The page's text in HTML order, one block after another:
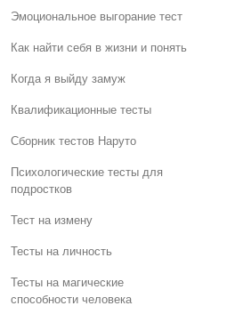
Эмоциональное выгорание тест
Как найти себя в жизни и понять
Когда я выйду замуж
Квалификационные тесты
Сборник тестов Наруто
Психологические тесты для
подростков
Тест на измену
Тесты на личность
Тесты на магические
способности человека